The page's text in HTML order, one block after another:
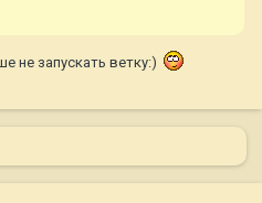
не запускать ветку:)